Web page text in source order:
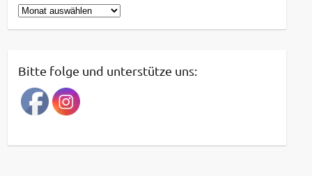
B
e
r
a
g
a
Bitte folge und unterstütze uns: